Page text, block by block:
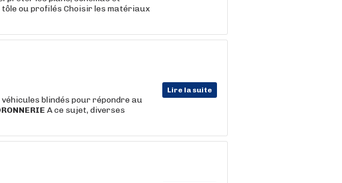
ou profilés Choisir les matériaux
Lire la suite
blindés pour répondre au
A ce sujet, diverses